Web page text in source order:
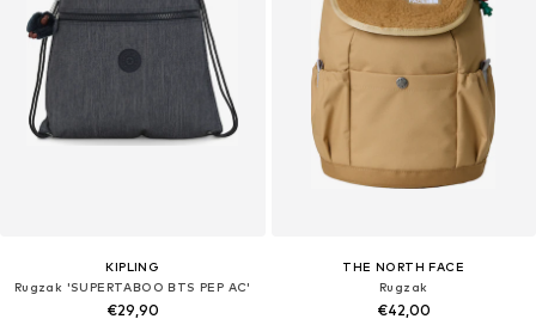
KIPLING
Rugzak 'SUPERTABOO BTS PEP AC'
€29,90
THE NORTH FACE
Rugzak
€42,00